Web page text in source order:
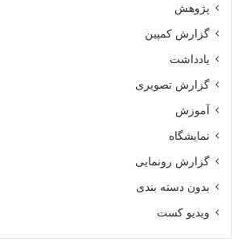
پژوهش
گزارش کمپین
یادداشت
گزارش تصویری
آموزش
نمایشگاه
گزارش رونمایی
بدون دسته بندی
ویدیو کست